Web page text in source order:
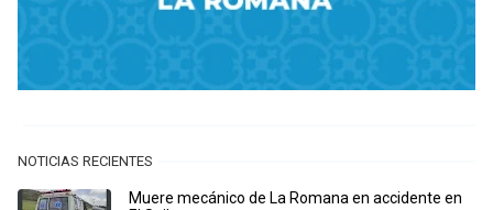
NOTICIAS RECIENTES
Muere mecánico de La Romana en accidente en